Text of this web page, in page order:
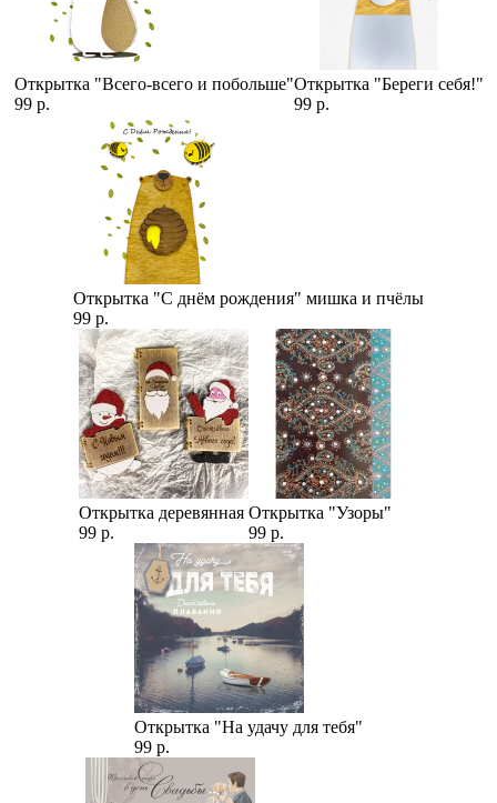
Открытка "Всего-всего и побольше"
99 р.
Открытка "Береги себя!"
99 р.
Открытка "С днём рождения" мишка и пчёлы
99 р.
Открытка деревянная
99 р.
Открытка "Узоры"
99 р.
Открытка "На удачу для тебя"
99 р.